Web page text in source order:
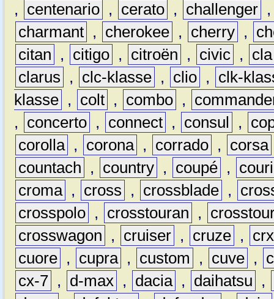
,
centenario , cerato , challenger
charmant , cherokee , cherry ,
citan
, citigo , citroën , civic ,
cla
clarus
, clc-klasse , clio ,
clk-
klasse , colt , combo ,
,
concerto , connect , consul ,
corolla , corona , corrado , corsa
countach
, country , coupé ,
croma , cross , crossblade ,
crosspolo , crosstouran ,
crosswagon
, cruiser , cruze ,
crx
cuore , cupra , custom , cuve ,
cx-7 , d-max , dacia , daihatsu
,